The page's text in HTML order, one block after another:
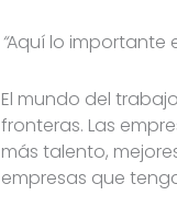
“Aquí lo importante
El mundo del
fronteras. Las
más talento,
empresas que